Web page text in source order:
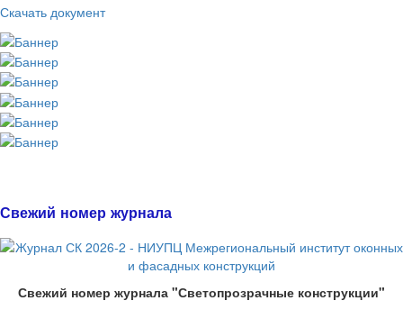
Скачать документ
Свежий номер журнала
Свежий номер журнала "Светопрозрачные конструкции"